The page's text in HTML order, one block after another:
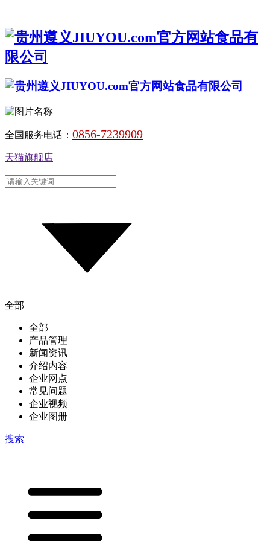
全国服务电话： 0856-7239909
天猫旗舰店
全部
全部
产品管理
新闻资讯
介绍内容
企业网点
常见问题
企业视频
企业图册
搜索